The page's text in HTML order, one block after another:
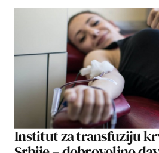
Institut za transfuziju